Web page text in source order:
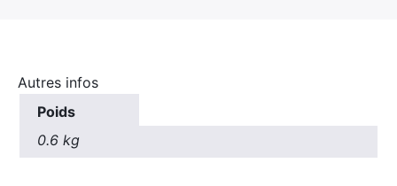
Autres infos
Poids
0.6 kg